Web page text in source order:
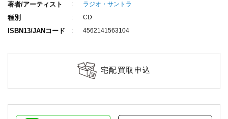
著者/アーティスト ラジオ・サントラ
種別 CD
ISBN13/JANコード 4562141563104
宅配買取申込